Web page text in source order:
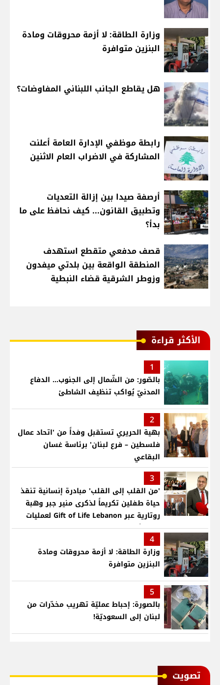
وزارة الطاقة: لا أزمة محروقات ومادة
البنزين متوافرة
هل يقاطع الجانب اللبناني المفاوضات؟
رابطة موظفي الإدارة العامة أعلنت
المشاركة في الاضراب العام الاثنين
أرصفة صيدا بين إزالة التعديات
وتطبيق القانون... كيف نحافظ على ما
بدأ؟
قصف مدفعي متقطع استهدف
المنطقة الواقعة بين بلدتي ميفدون
وزوطر الشرقية قضاء النبطية
الأكثر قراءة
1
بالصّور: من الشّمال إلى الجنوب... الدفاع
المدنيّ يُواكب تنظيف الشاطئ
2
بهية الحريري تستقبل وفداً من 'اتحاد عمال
فلسطين – فرع لبنان' برئاسة غسان
البقاعي
3
'من القلب إلى القلب' مبادرة إنسانية تنقذ
حياة طفلين تكريماً لذكرى منير جبر وهبة
روتارية عبر Gift of Life Lebanon لعمليات
قلب لأطفال في مستشفى حمود الجامعي
4
وزارة الطاقة: لا أزمة محروقات ومادة
البنزين متوافرة
5
بالصورة: إحباط عمليّة تهريب مخدّرات من
لبنان إلى السعوديّة!
ﺗﺼﻮﻳﺖ